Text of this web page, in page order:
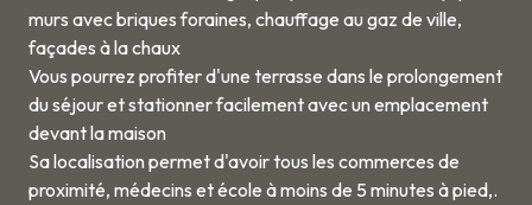
murs avec briques foraines, chauffage au gaz de ville,
façades à la chaux
Vous pourrez profiter d'une terrasse dans le prolongement
du séjour et stationner facilement avec un emplacement
devant la maison
Sa localisation permet d'avoir tous les commerces de
proximité, médecins et école à moins de 5 minutes à pied,.